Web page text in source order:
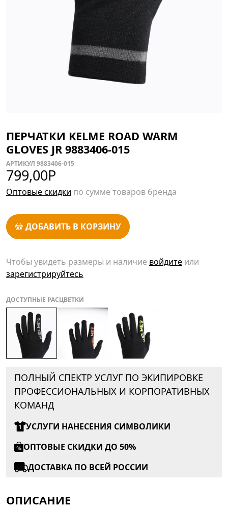
ПЕРЧАТКИ KELME ROAD WARM
GLOVES JR 9883406-015
АРТИКУЛ 9883406-015
799,00Р
Оптовые скидки по сумме товаров бренда
ДОБАВИТЬ В КОРЗИНУ
Чтобы увидеть размеры и наличие войдите или
зарегистрируйтесь
ДОСТУПНЫЕ РАСЦВЕТКИ
ПОЛНЫЙ СПЕКТР УСЛУГ ПО ЭКИПИРОВКЕ
ПРОФЕССИОНАЛЬНЫХ И КОРПОРАТИВНЫХ
КОМАНД
УСЛУГИ НАНЕСЕНИЯ СИМВОЛИКИ
ОПТОВЫЕ СКИДКИ ДО 50%
ДОСТАВКА ПО ВСЕЙ РОССИИ
ОПИСАНИЕ